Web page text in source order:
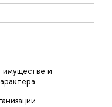
имуществе и